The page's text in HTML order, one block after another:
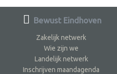
Bewust Eindhoven
Zakelijk netwerk
Wie zijn we
Landelijk netwerk
Inschrijven maandagenda